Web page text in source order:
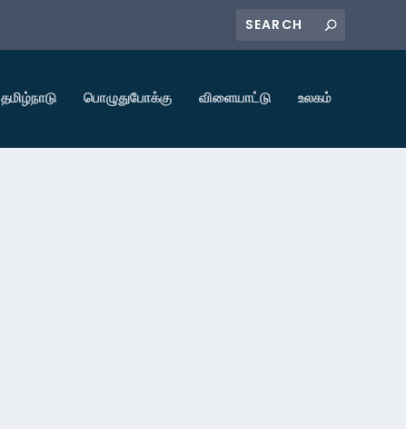
தமிழ்நாடு பொழுதுபோக்கு விளையாட்டு உலகம்